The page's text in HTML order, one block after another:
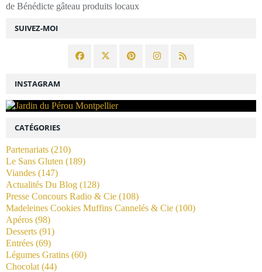
SUIVEZ-MOI
de Bénédicte gâteau produits locaux
INSTAGRAM
CATÉGORIES
Partenariats (210)
Le Sans Gluten (189)
Viandes (147)
Actualités Du Blog (128)
Presse Concours Radio & Cie (108)
Madeleines Cookies Muffins Cannelés & Cie (100)
Apéros (98)
Desserts (91)
Entrées (69)
Légumes Gratins (60)
Chocolat (44)